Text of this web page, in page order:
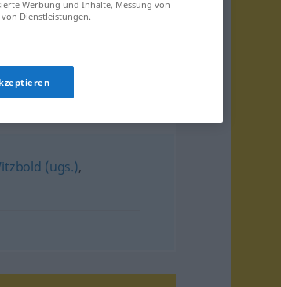
(ugs.),
Werbung und Inhalte, Messung von
Dienstleistungen.